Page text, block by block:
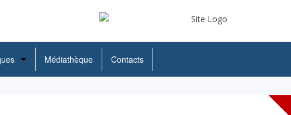
Médiathèque Contacts